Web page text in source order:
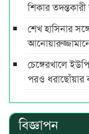
শিকার
শেখ হাসিনার
চেঙ্গেরখালে
পরও ধরাছোঁয়ার
বিজ্ঞাপন